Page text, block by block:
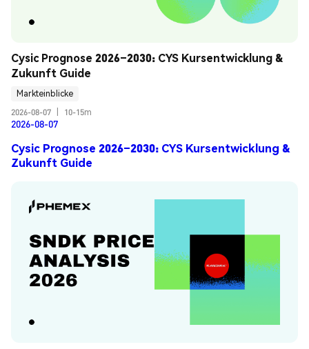
Cysic Prognose 2026–2030: CYS Kursentwicklung &
Zukunft Guide
Markteinblicke
2026-08-07
10-15m
2026-08-07
Cysic Prognose 2026–2030: CYS Kursentwicklung &
Zukunft Guide